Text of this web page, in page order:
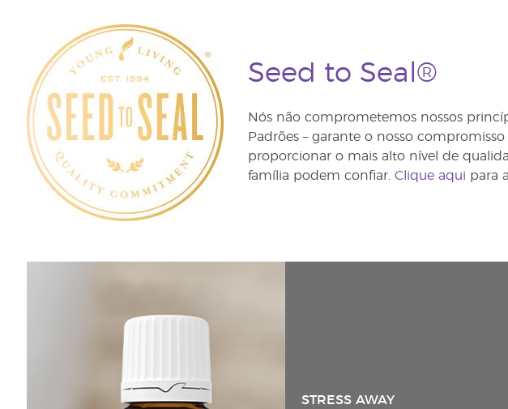
Seed to Seal®
Nós não comprometemos nossos
Padrões – garante o nosso
proporcionar o mais alto nível de
família podem confiar. Clique aqui para
STRESS AWAY